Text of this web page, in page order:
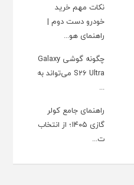
نکات مهم خرید
خودرو دست دوم |
راهنمای هو...
چگونه گوشی Galaxy
S26 Ultra می‌تواند به
...
راهنمای جامع کولر
گازی ۱۴۰۵؛ از انتخاب
ت...